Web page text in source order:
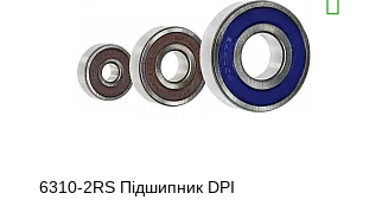
6310-2RS Підшипник DPI